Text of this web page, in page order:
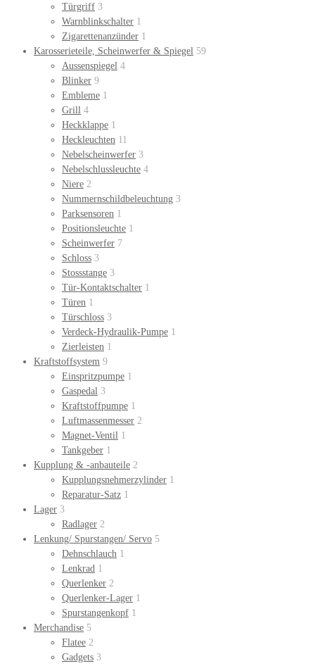
Türgriff 3
Warnblinkschalter 1
Zigarettenanzünder 1
Karosserieteile, Scheinwerfer & Spiegel 59
Aussenspiegel 4
Blinker 9
Embleme 1
Grill 4
Heckklappe 1
Heckleuchten 11
Nebelscheinwerfer 3
Nebelschlussleuchte 4
Niere 2
Nummernschildbeleuchtung 3
Parksensoren 1
Positionsleuchte 1
Scheinwerfer 7
Schloss 3
Stossstange 3
Tür-Kontaktschalter 1
Türen 1
Türschloss 3
Verdeck-Hydraulik-Pumpe 1
Zierleisten 1
Kraftstoffsystem 9
Einspritzpumpe 1
Gaspedal 3
Kraftstoffpumpe 1
Luftmassenmesser 2
Magnet-Ventil 1
Tankgeber 1
Kupplung & -anbauteile 2
Kupplungsnehmerzylinder 1
Reparatur-Satz 1
Lager 3
Radlager 2
Lenkung/ Spurstangen/ Servo 5
Dehnschlauch 1
Lenkrad 1
Querlenker 2
Querlenker-Lager 1
Spurstangenkopf 1
Merchandise 5
Flatee 2
Gadgets 3